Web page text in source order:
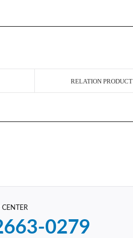
RELATION PRODUCT
0279